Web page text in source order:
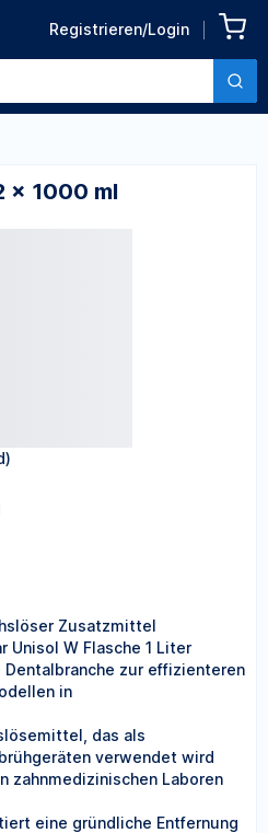
Registrieren/Login
Zurück zu den Produktdetails
x 1000 ml
Zusatzmittel
W Flasche 1 Liter
zur effizienteren
in
das als
verwendet wird
zahnmedizinischen Laboren
eine gründliche Entfernung